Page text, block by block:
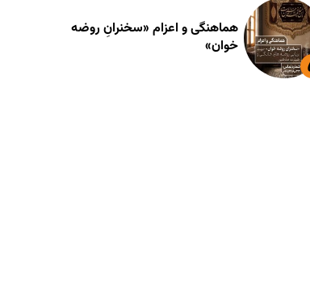
هماهنگی و اعزام «سخنرانِ روضه
خوان»